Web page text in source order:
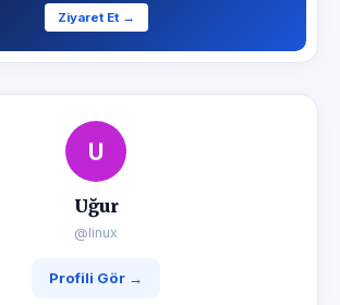
Ziyaret Et →
U
Uğur
@linux
Profili Gör →